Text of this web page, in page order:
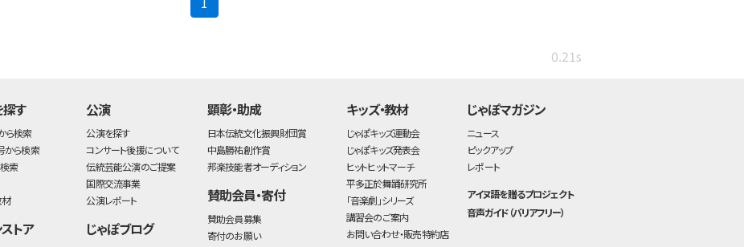
0.21s
探す
ら検索
から検索
索
材
トア
公演
公演を探す
コンサート後援について
伝統芸能公演のご提案
国際交流事業
公演レポート
じゃぽブログ
顕彰・助成
日本伝統文化振興財団賞
中島勝祐創作賞
邦楽技能者オーディション
賛助会員・寄付
賛助会員募集
寄付のお願い
キッズ・教材
じゃぽキッズ運動会
じゃぽキッズ発表会
ヒットヒットマーチ
平多正於舞踊研究所
「音楽劇」シリーズ
講習会のご案内
お問い合わせ・販売特約店
じゃぽマガジン
ニュース
ピックアップ
レポート
アイヌ語を贈るプロジェクト
音声ガイド（バリアフリー）